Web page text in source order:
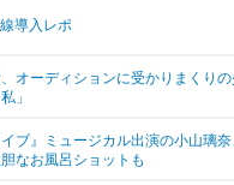
ア
ピング
TOP
他
停止方法
導入レポ
オーディションに受かりまくり
」
イブ』ミュージカル出演の小山璃
なお風呂ショットも